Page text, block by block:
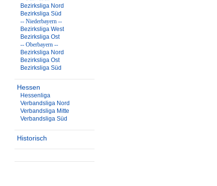
Bezirksliga Nord
Bezirksliga Süd
-- Niederbayern --
Bezirksliga West
Bezirksliga Ost
-- Oberbayern --
Bezirksliga Nord
Bezirksliga Ost
Bezirksliga Süd
Hessen
Hessenliga
Verbandsliga Nord
Verbandsliga Mitte
Verbandsliga Süd
Historisch